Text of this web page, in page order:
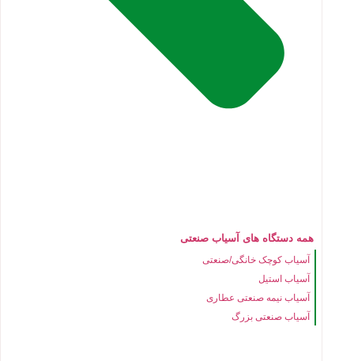
همه دستگاه های آسیاب صنعتی
آسیاب کوچک خانگی/صنعتی
آسیاب استیل
آسیاب نیمه صنعتی عطاری
آسیاب صنعتی بزرگ